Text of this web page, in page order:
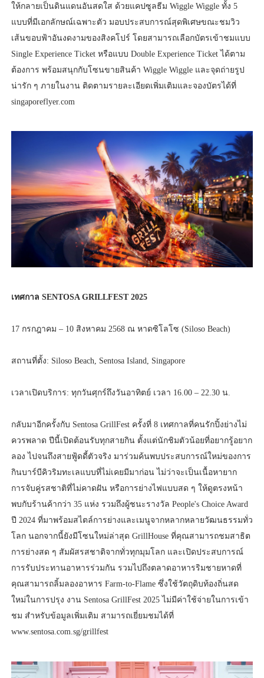
ให้กลายเป็นดินแดนอันสดใส ด้วยแคปซูลธีม Wiggle Wiggle ทั้ง 5
แบบที่มีเอกลักษณ์เฉพาะตัว มอบประสบการณ์สุดพิเศษขณะชมวิว
เส้นขอบฟ้าอันงดงามของสิงคโปร์ โดยสามารถเลือกบัตรเข้าชมแบบ
Single Experience Ticket หรือแบบ Double Experience Ticket ได้ตาม
ต้องการ พร้อมสนุกกับโซนขายสินค้า Wiggle Wiggle และจุดถ่ายรูป
น่ารัก ๆ ภายในงาน ติดตามรายละเอียดเพิ่มเติมและจองบัตรได้ที่
singaporeflyer.com
เทศกาล SENTOSA GRILLFEST 2025
17 กรกฎาคม – 10 สิงหาคม 2568 ณ หาดซิโลโซ (Siloso Beach)
สถานที่ตั้ง: Siloso Beach, Sentosa Island, Singapore
เวลาเปิดบริการ: ทุกวันศุกร์ถึงวันอาทิตย์ เวลา 16.00 – 22.30 น.
กลับมาอีกครั้งกับ Sentosa GrillFest ครั้งที่ 8 เทศกาลที่คนรักปิ้งย่างไม่
ควรพลาด ปีนี้เปิดต้อนรับทุกสายกิน ตั้งแต่นักชิมตัวน้อยที่อยากรู้อยาก
ลอง ไปจนถึงสายฟู้ดดี้ตัวจริง มาร่วมค้นพบประสบการณ์ใหม่ของการ
กินบาร์บีคิวริมทะเลแบบที่ไม่เคยมีมาก่อน ไม่ว่าจะเป็นเนื้อหายาก
การจับคู่รสชาติที่ไม่คาดฝัน หรือการย่างไฟแบบสด ๆ ให้ดูตรงหน้า
พบกับร้านค้ากว่า 35 แห่ง รวมถึงผู้ชนะรางวัล People's Choice Award
ปี 2024 ที่มาพร้อมสไตล์การย่างและเมนูจากหลากหลายวัฒนธรรมทั่ว
โลก นอกจากนี้ยังมีโซนใหม่ล่าสุด GrillHouse ที่คุณสามารถชมสาธิต
การย่างสด ๆ สัมผัสรสชาติจากทั่วทุกมุมโลก และเปิดประสบการณ์
การรับประทานอาหารร่วมกัน รวมไปถึงตลาดอาหารริมชายหาดที่
คุณสามารถลิ้มลองอาหาร Farm-to-Flame ซึ่งใช้วัตถุดิบท้องถิ่นสด
ใหม่ในการปรุง งาน Sentosa GrillFest 2025 ไม่มีค่าใช้จ่ายในการเข้า
ชม สำหรับข้อมูลเพิ่มเติม สามารถเยี่ยมชมได้ที่
www.sentosa.com.sg/grillfest